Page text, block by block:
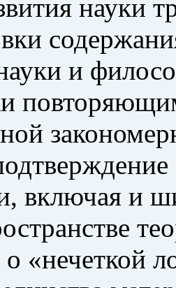
науки
и
включая и
«нечеткой